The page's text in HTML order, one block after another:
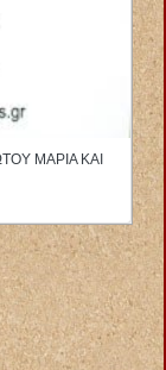
ΜΑΡΙΑ ΚΑΙ